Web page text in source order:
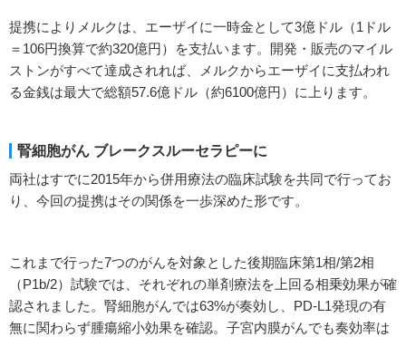
提携によりメルクは、エーザイに一時金として3億ドル（1ドル
＝106円換算で約320億円）を支払います。開発・販売のマイル
ストンがすべて達成されれば、メルクからエーザイに支払われ
る金銭は最大で総額57.6億ドル（約6100億円）に上ります。
腎細胞がん ブレークスルーセラピーに
両社はすでに2015年から併用療法の臨床試験を共同で行ってお
り、今回の提携はその関係を一歩深めた形です。
これまで行った7つのがんを対象とした後期臨床第1相/第2相
（P1b/2）試験では、それぞれの単剤療法を上回る相乗効果が確
認されました。腎細胞がんでは63%が奏効し、PD-L1発現の有
無に関わらず腫瘍縮小効果を確認。子宮内膜がんでも奏効率は